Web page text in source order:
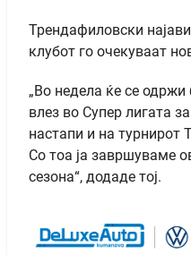
Трендафиловски
клубот го очекуваат
„Во недела ќе се
влез во Супер лигата
настапи и на турнирот
Со тоа ја завршуваме
сезона“, додаде тој.